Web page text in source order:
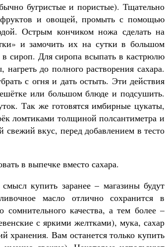
бугристые и пористые). Тщательно
фруктов и овощей, промыть с помощью
Острым кончиком ножа сделать на
и замочить их на сутки в большом
сироп. Для сиропа всыпать в кастрюлю
до полного растворения сахара.
с огня и дать остыть. Эти действия
или большом блюде и подсушить.
Так же готовятся имбирные цукаты,
ломтиками толщиной полсантиметра и
вкус, перед добавлением в тесто
в выпечке вместо сахара.
купить заранее – магазины будут
масло отлично сохранится в
качества, а тем более –
с яркими желтками), мука, сахар
хранения. Вам останется только купить